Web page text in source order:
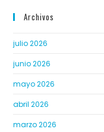
Archivos
julio 2026
junio 2026
mayo 2026
abril 2026
marzo 2026